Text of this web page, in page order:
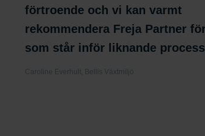
förtroende och vi kan varmt
rekommendera Freja Partner
som står inför liknande
Caroline Everhult, Bellis Växtmiljö